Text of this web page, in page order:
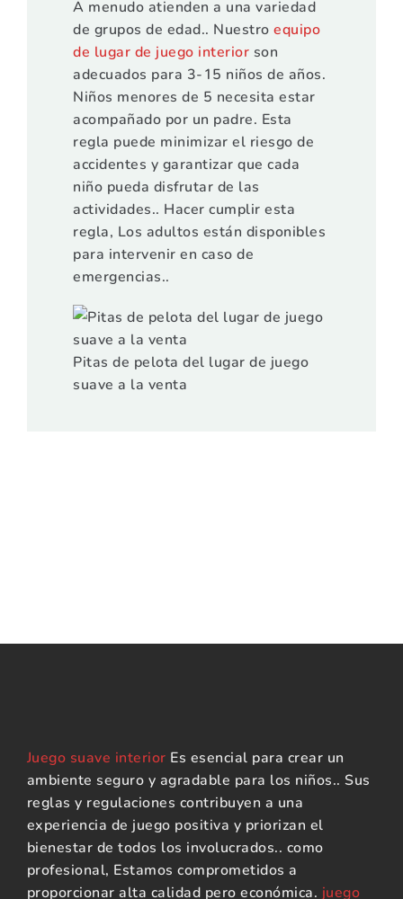
A menudo atienden a una variedad
de grupos de edad.. Nuestro equipo
de lugar de juego interior son
adecuados para 3-15 niños de años.
Niños menores de 5 necesita estar
acompañado por un padre. Esta
regla puede minimizar el riesgo de
accidentes y garantizar que cada
niño pueda disfrutar de las
actividades.. Hacer cumplir esta
regla, Los adultos están disponibles
para intervenir en caso de
emergencias..
Pitas de pelota del lugar de juego
suave a la venta
Juego suave interior Es esencial para crear un
ambiente seguro y agradable para los niños.. Sus
reglas y regulaciones contribuyen a una
experiencia de juego positiva y priorizan el
bienestar de todos los involucrados.. como
profesional, Estamos comprometidos a
proporcionar alta calidad pero económica. juego